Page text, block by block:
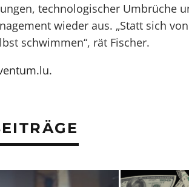
technologischer Umbrüche
wieder aus. „Statt sich
schwimmen“, rät Fischer.
.